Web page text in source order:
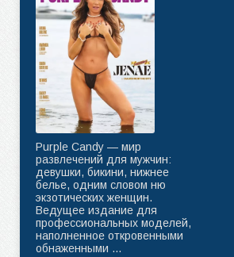
Purple Candy — мир
развлечений для мужчин:
девушки, бикини, нижнее
белье, одним словом ню
экзотических женщин.
Ведущее издание для
профессиональных моделей,
наполненное откровенными
обнаженными ...